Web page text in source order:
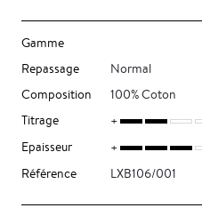
Gamme
Repassage
Normal
Composition
100% Coton
Titrage
Epaisseur
Référence
LXB106/001